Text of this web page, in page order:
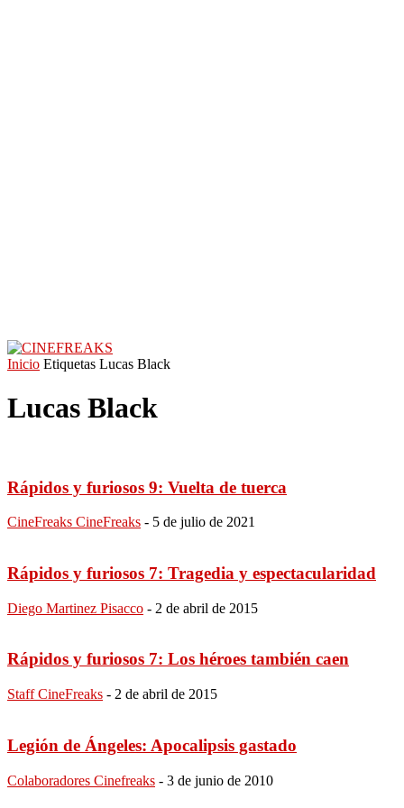
Inicio Etiquetas Lucas Black
Lucas Black
Rápidos y furiosos 9: Vuelta de tuerca
CineFreaks CineFreaks - 5 de julio de 2021
Rápidos y furiosos 7: Tragedia y espectacularidad
Diego Martinez Pisacco - 2 de abril de 2015
Rápidos y furiosos 7: Los héroes también caen
Staff CineFreaks - 2 de abril de 2015
Legión de Ángeles: Apocalipsis gastado
Colaboradores Cinefreaks - 3 de junio de 2010